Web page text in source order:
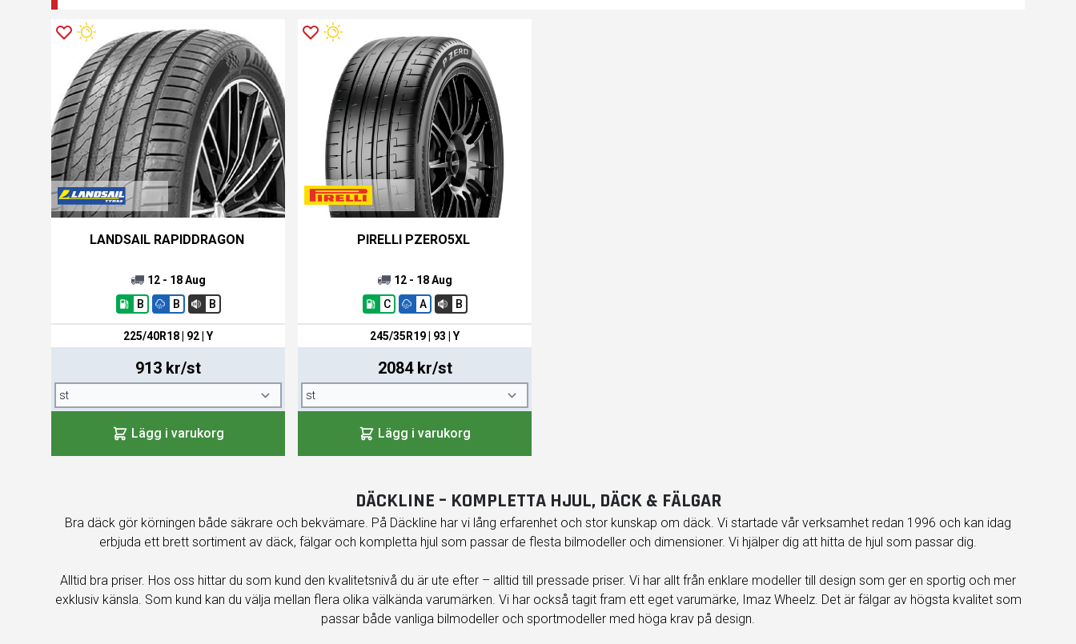
LANDSAIL RAPIDDRAGON
12 - 18 Aug
B
B B
225/40R18 | 92 | Y
913 kr/st
Lägg i varukorg
PIRELLI PZERO5XL
12 - 18 Aug
C
A B
245/35R19 | 93 | Y
2084 kr/st
Lägg i varukorg
DÄCKLINE – KOMPLETTA HJUL, DÄCK & FÄLGAR
Bra däck gör körningen både säkrare och bekvämare. På Däckline har vi lång erfarenhet och stor kunskap om däck. Vi startade vår verksamhet redan 1996 och kan idag
erbjuda ett brett sortiment av däck, fälgar och kompletta hjul som passar de flesta bilmodeller och dimensioner. Vi hjälper dig att hitta de hjul som passar dig.
Alltid bra priser. Hos oss hittar du som kund den kvalitetsnivå du är ute efter – alltid till pressade priser. Vi har allt från enklare modeller till design som ger en sportig och mer
exklusiv känsla. Som kund kan du välja mellan flera olika välkända varumärken. Vi har också tagit fram ett eget varumärke, Imaz Wheelz. Det är fälgar av högsta kvalitet som
passar både vanliga bilmodeller och sportmodeller med höga krav på design.